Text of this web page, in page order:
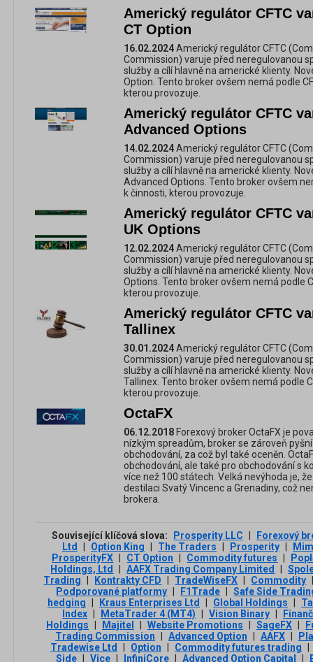
Americký regulátor CFTC
CT Option
16.02.2024Americký regulátor CFTC
Commission) varuje před neregulovanou
služby a cílí hlavně na americké klienty.
Option. Tento broker ovšem nemá podle
kterou provozuje.
Americký regulátor CFTC
Advanced Options
14.02.2024Americký regulátor CFTC
Commission) varuje před neregulovanou
služby a cílí hlavně na americké klienty.
Advanced Options. Tento broker ovšem
k činnosti, kterou provozuje.
Americký regulátor CFTC
UK Options
12.02.2024Americký regulátor CFTC
Commission) varuje před neregulovanou
služby a cílí hlavně na americké klienty.
Options. Tento broker ovšem nemá podle
kterou provozuje.
Americký regulátor CFTC
Tallinex
30.01.2024Americký regulátor CFTC
Commission) varuje před neregulovanou
služby a cílí hlavně na americké klienty.
Tallinex. Tento broker ovšem nemá podle
kterou provozuje.
OctaFX
06.12.2018 Forexový broker OctaFX je
nízkým spreadům, broker se zároveň
obchodování, za což byl také oceněn.
obchodování, ale také pro obchodování s
více než 100 státech. Velká nevýhoda je,
destilaci Svatý Vincenc a Grenadiny, což
brokera.
Související klíčová slova: Prosperity LLC
Forexový
Ltd
Option King The Traders Prosperity
ProsperityFX
CT Option Commodity futures
Holdings, Ltd
AAFX Trading Company Limited
Trading
Kontrakty CFD TradeWiseFX Commodity
Podporované platformy
F1Trade
Safe Side
hedging
Kraus Enterprises Ltd Global Holdings
Index
MetaTrader 4 (MT4) Vision Binary
Holdings
Majitel Website Promotions SageFX
Trading Commission
Advanced Option AAFX
Tradewise Ltd
Option Commodity futures trading
Side
Vice InfiniCore Advanced Option Capital